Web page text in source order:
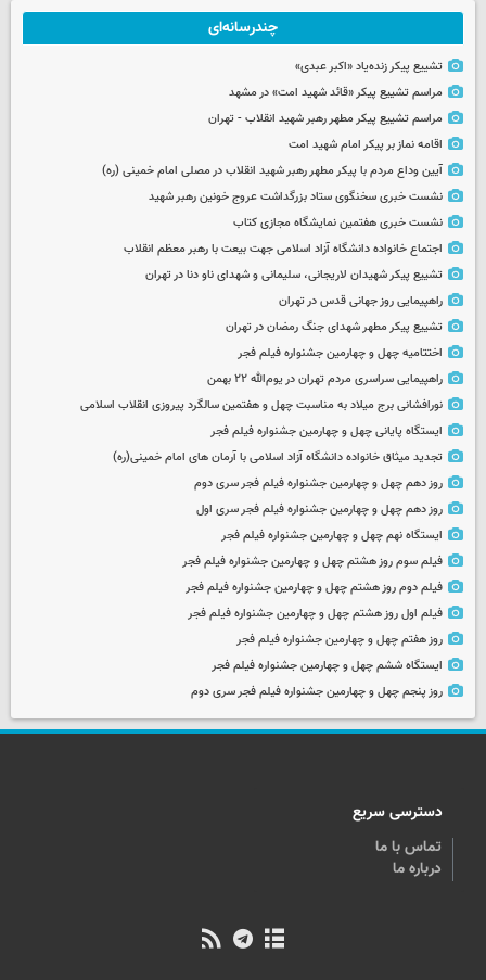
چندرسانه‌ای
تشییع پیکر زنده‌یاد «اکبر عبدی»
مراسم تشییع پیکر «قائد شهید امت» در مشهد
مراسم تشییع پیکر مطهر رهبر شهید انقلاب - تهران
اقامه نماز بر پیکر امام شهید امت
آیین وداع مردم با پیکر مطهر رهبر شهید انقلاب در مصلی امام خمینی (ره)
نشست خبری سخنگوی ستاد بزرگداشت عروج خونین رهبر شهید
نشست خبری هفتمین نمایشگاه مجازی کتاب
اجتماع خانواده دانشگاه آزاد اسلامی جهت بیعت با رهبر معظم انقلاب
تشییع پیکر شهیدان لاریجانی، سلیمانی و شهدای ناو دنا در تهران
راهپیمایی روز جهانی قدس در تهران
تشییع پیکر مطهر شهدای جنگ رمضان در تهران
اختتامیه چهل و چهارمین جشنواره فیلم فجر
راهپیمایی سراسری مردم تهران در یوم‌الله ۲۲ بهمن
نورافشانی برج میلاد به مناسبت چهل‌ و هفتمین سالگرد پیروزی انقلاب اسلامی
ایستگاه پایانی چهل و چهارمین جشنواره فیلم فجر
تجدید میثاق خانواده دانشگاه آزاد اسلامی با آرمان های امام خمینی(ره)
روز دهم چهل و چهارمین جشنواره فیلم فجر سری دوم
روز دهم چهل و چهارمین جشنواره فیلم فجر سری اول
ایستگاه نهم چهل و چهارمین جشنواره فیلم فجر
فیلم سوم روز هشتم چهل و چهارمین جشنواره فیلم فجر
فیلم دوم روز هشتم چهل و چهارمین جشنواره فیلم فجر
فیلم اول روز هشتم چهل و چهارمین جشنواره فیلم فجر
روز هفتم چهل و چهارمین جشنواره فیلم فجر
ایستگاه ششم چهل و چهارمین جشنواره فیلم فجر
روز پنجم چهل و چهارمین جشنواره فیلم فجر سری دوم
دسترسی سریع
تماس با ما
درباره ما